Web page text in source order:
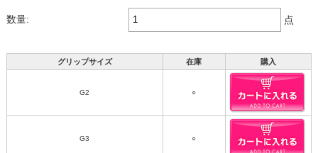
数量: 点
グリップサイズ 在庫 購入
G2 ○
G3 ○